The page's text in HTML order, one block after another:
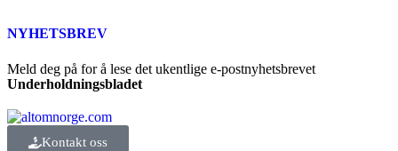
NYHETSBREV
Meld deg på for å lese det ukentlige e-postnyhetsbrevet
Underholdningsbladet
Kontakt oss